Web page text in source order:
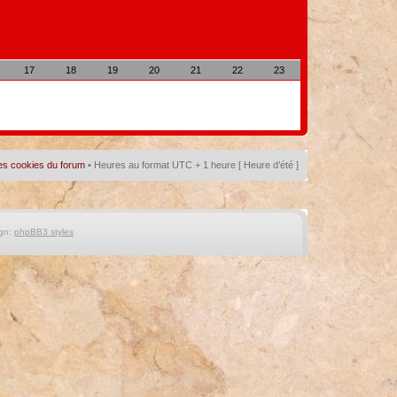
17 18 19 20 21 22 23
cookies du forum • Heures au format UTC + 1 heure [ Heure d’été ]
phpBB3 styles